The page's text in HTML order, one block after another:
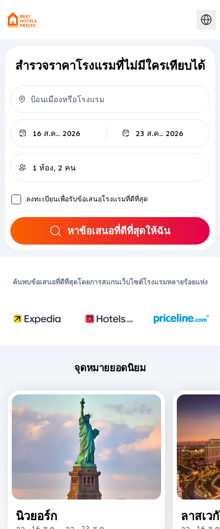
สำรวจราคาโรงแรมที่ไม่มีใครเทียบได้
ลงทะเบียนเพื่อรับข้อเสนอโรงแรมที่ดีที่สุด
หาข้อเสนอที่ดีที่สุดให้ฉัน
ค้นพบข้อเสนอที่ดีที่สุดโดยการสแกนเว็บไซต์โรงแรมหลายร้อยแห่ง
จุดหมายยอดนิยม
นิวยอร์ก ลาสเว